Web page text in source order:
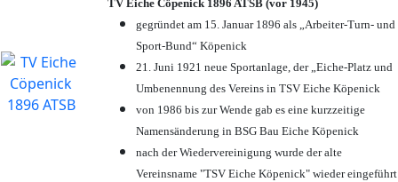
TV Eiche Cöpenick 1896 ATSB (vor 1945)
gegründet am 15. Januar 1896 als „Arbeiter-Turn- und
Sport-Bund“ Köpenick
21. Juni 1921 neue Sportanlage, der „Eiche-Platz und
Umbenennung des Vereins in TSV Eiche Köpenick
von 1986 bis zur Wende gab es eine kurzzeitige
Namensänderung in BSG Bau Eiche Köpenick
nach der Wiedervereinigung wurde der alte
Vereinsname "TSV Eiche Köpenick" wieder eingeführt